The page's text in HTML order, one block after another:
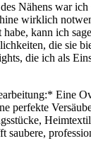
Nähens war ich
wirklich
kann ich
die sie
die ich als
Eine
perfekte
saubere,